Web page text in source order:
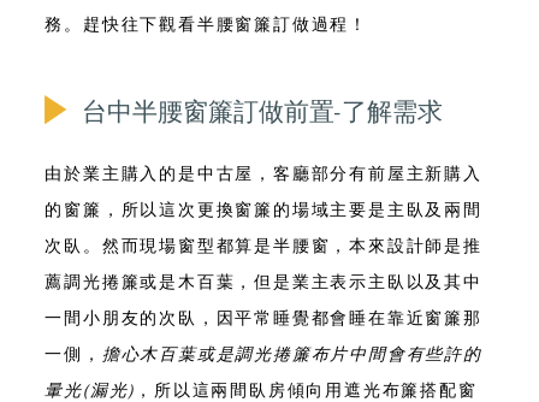
務。趕快往下觀看半腰窗簾訂做過程！
台中半腰窗簾訂做前置-了解需求
由於業主購入的是中古屋，客廳部分有前屋主新購入
的窗簾，所以這次更換窗簾的場域主要是主臥及兩間
次臥。然而現場窗型都算是半腰窗，本來設計師是推
薦調光捲簾或是木百葉，但是業主表示主臥以及其中
一間小朋友的次臥，因平常睡覺都會睡在靠近窗簾那
一側， 擔心木百葉或是調光捲簾布片中間會有些許的
暈光(漏光) ，所以這兩間臥房傾向用遮光布簾搭配窗